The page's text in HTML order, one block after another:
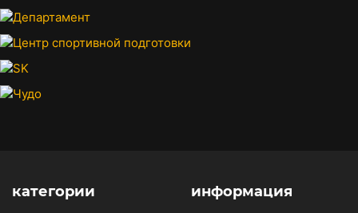
категории информация